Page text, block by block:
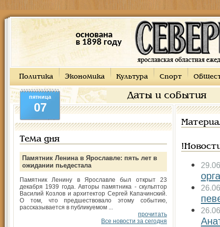
основана
в 1898 году
Политика Экономика Культура Спорт
Даты и события
пятница
07
Тема дня
Памятник Ленина в Ярославле: пять лет в
ожидании пьедестала
Памятник Ленину в Ярославле был открыт 23
декабря 1939 года. Авторы памятника - скульптор
Василий Козлов и архитектор Сергей Капачинский.
О том, что предшествовало этому событию,
рассказывается в публикуемом ...
прочитать
Все новости за сегодня